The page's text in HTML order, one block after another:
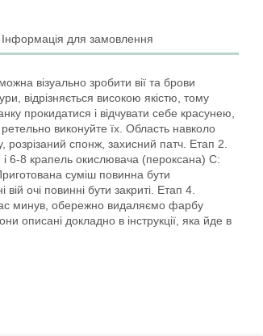
Інформація для замовлення
візуально зробити вії та брови
відрізняється високою якістю, тому
прокидатися і відчувати себе красунею,
виконуйте їх. Область навколо
розрізаний спонж, захисний патч. Етап 2.
і 6-8 крапель окислювача (пероксана) С:
суміш повинна бути
очі повинні бути закриті. Етап 4.
минув, обережно видаляємо фарбу
описані докладно в інструкції, яка йде в